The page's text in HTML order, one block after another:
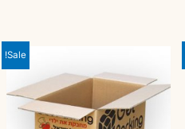
Sale!